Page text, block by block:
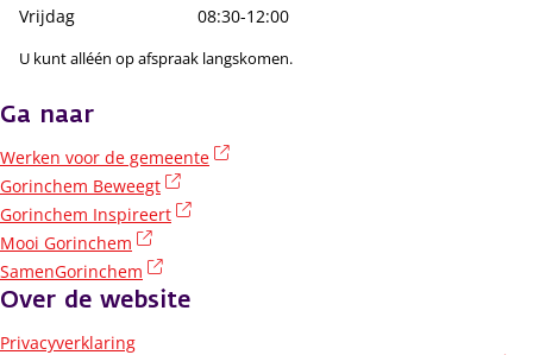
Vrijdag
08:30-12:00
U kunt alléén op afspraak langskomen.
Ga naar
Werken voor de gemeente
Gorinchem Beweegt
Gorinchem Inspireert
Mooi Gorinchem
SamenGorinchem
Over de website
Privacyverklaring